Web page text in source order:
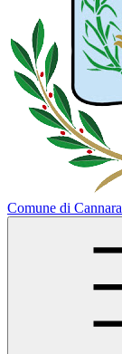
Comune di Cannara